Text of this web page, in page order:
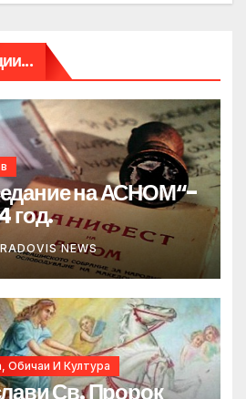
на АСНОМ“-
год.
RADOVIS NEWS
Обичаи И Култура
Св. Пророк